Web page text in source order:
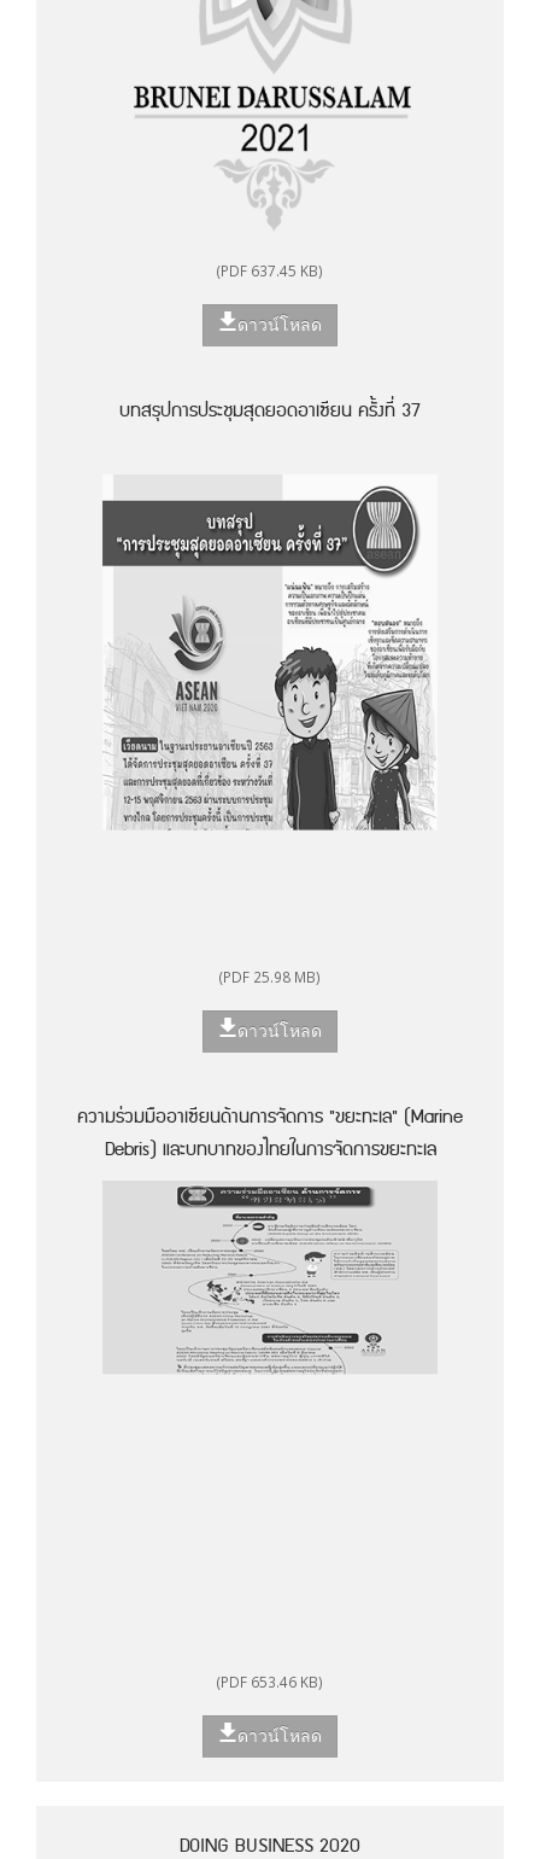
(PDF 637.45 KB)
ดาวน์โหลด
บทสรุปการประชุมสุดยอดอาเซียน ครั้งที่ 37
(PDF 25.98 MB)
ดาวน์โหลด
ความร่วมมืออาเซียนด้านการจัดการ "ขยะทะเล" (Marine
Debris) และบทบาทของไทยในการจัดการขยะทะเล
(PDF 653.46 KB)
ดาวน์โหลด
DOING BUSINESS 2020